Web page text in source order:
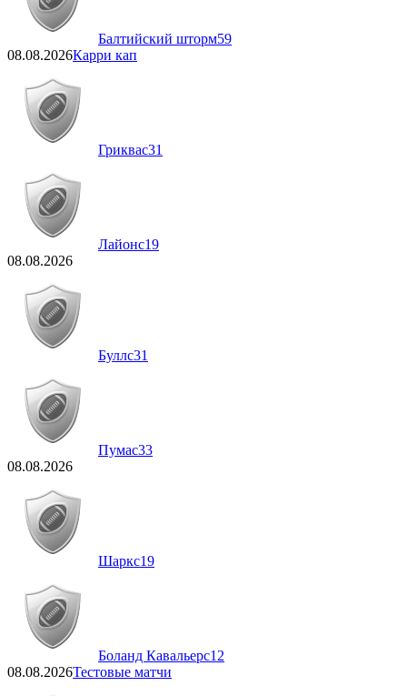
Балтийский шторм59
08.08.2026Карри кап
Гриквас31
Лайонс19
08.08.2026
Буллс31
Пумас33
08.08.2026
Шаркс19
Боланд Кавальерс12
08.08.2026Тестовые матчи